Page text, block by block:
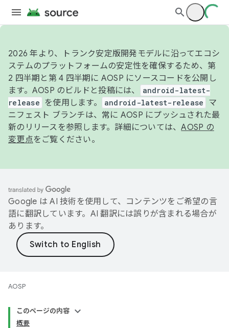
2026 年より、トランク安定版開発モデルに沿ってエコシ
ステムのプラットフォームの安定性を確保するため、第
2 四半期と第 4 四半期に AOSP にソースコードを公開し
ます。AOSP のビルドと投稿には、
android-latest-
release
を使用します。 android-latest-release
マ
ニフェスト ブランチは、常に AOSP にプッシュされた最
新のリリースを参照します。詳細については、AOSP の
変更点をご覧ください。
Google は AI 技術を使用して、コンテンツをご希望の言
語に翻訳しています。AI 翻訳には誤りが含まれる場合が
あります。
AOSP
このページの内容
概要